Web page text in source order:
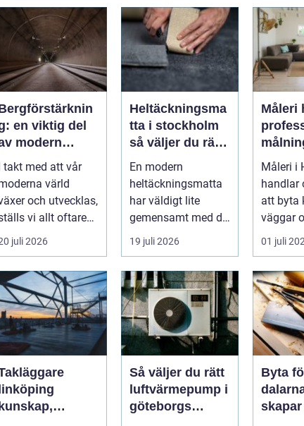
en viktig del
modern
I takt med att vår
värld
och utvecklas,
vi allt oftare
juli 2026
Heltäckningsma
tta i stockholm
så väljer du rätt
för hem och
kontor
En modern
heltäckningsmatta
har väldigt lite
gemensamt med de
plastiga,
varianterna mång...
19 juli 2026
Måleri
Måleri i
handlar
att byta
väggar
Ett
01 juli
linköping
kunskap,
Så väljer du rätt
luftvärmepump i
göteborgs
Byta
dalarna